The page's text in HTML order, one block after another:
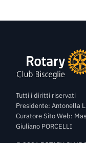
Tutti i diritti riservati
Presidente: Antonella
Curatore Sito Web:
Giuliano PORCELLI